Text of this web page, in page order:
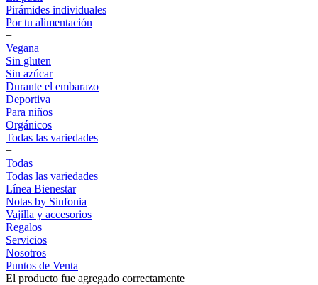
Pirámides individuales
Por tu alimentación
+
Vegana
Sin gluten
Sin azúcar
Durante el embarazo
Deportiva
Para niños
Orgánicos
Todas las variedades
+
Todas
Todas las variedades
Línea Bienestar
Notas by Sinfonia
Vajilla y accesorios
Regalos
Servicios
Nosotros
Puntos de Venta
El producto fue agregado correctamente